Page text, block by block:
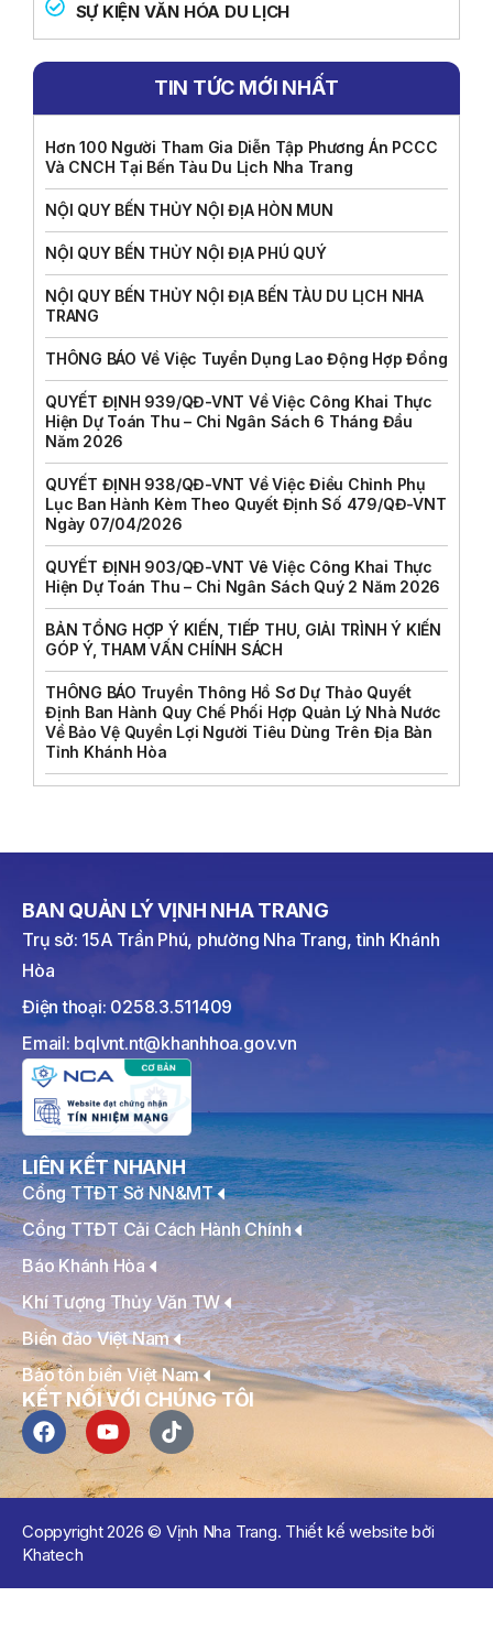
SỰ KIỆN VĂN HÓA DU LỊCH
TIN TỨC MỚI NHẤT
Hơn 100 Người Tham Gia Diễn Tập Phương Án PCCC
Và CNCH Tại Bến Tàu Du Lịch Nha Trang
NỘI QUY BẾN THỦY NỘI ĐỊA HÒN MUN
NỘI QUY BẾN THỦY NỘI ĐỊA PHÚ QUÝ
NỘI QUY BẾN THỦY NỘI ĐỊA BẾN TÀU DU LỊCH NHA
TRANG
THÔNG BÁO Về Việc Tuyển Dụng Lao Động Hợp Đồng
QUYẾT ĐỊNH 939/QĐ-VNT Về Việc Công Khai Thực
Hiện Dự Toán Thu – Chi Ngân Sách 6 Tháng Đầu
Năm 2026
QUYẾT ĐỊNH 938/QĐ-VNT Về Việc Điều Chỉnh Phụ
Lục Ban Hành Kèm Theo Quyết Định Số 479/QĐ-VNT
Ngày 07/04/2026
QUYẾT ĐỊNH 903/QĐ-VNT Vê Việc Công Khai Thực
Hiện Dự Toán Thu – Chi Ngân Sách Quý 2 Năm 2026
BẢN TỔNG HỢP Ý KIẾN, TIẾP THU, GIẢI TRÌNH Ý KIẾN
GÓP Ý, THAM VẤN CHÍNH SÁCH
THÔNG BÁO Truyền Thông Hồ Sơ Dự Thảo Quyết
Định Ban Hành Quy Chế Phối Hợp Quản Lý Nhà Nước
Về Bảo Vệ Quyền Lợi Người Tiêu Dùng Trên Địa Bàn
Tỉnh Khánh Hòa
BAN QUẢN LÝ VỊNH NHA TRANG
Trụ sở: 15A Trần Phú, phường Nha Trang, tỉnh Khánh
Hòa
Điện thoại: 0258.3.511409
Email: bqlvnt.nt@khanhhoa.gov.vn
LIÊN KẾT NHANH
Cổng TTĐT Sở NN&MT
Cổng TTĐT Cải Cách Hành Chính
Báo Khánh Hòa
Khí Tượng Thủy Văn TW
Biển đảo Việt Nam
Bảo tồn biển Việt Nam
KẾT NỐI VỚI CHÚNG TÔI
Coppyright 2026 © Vịnh Nha Trang. Thiết kế website bởi
Khatech